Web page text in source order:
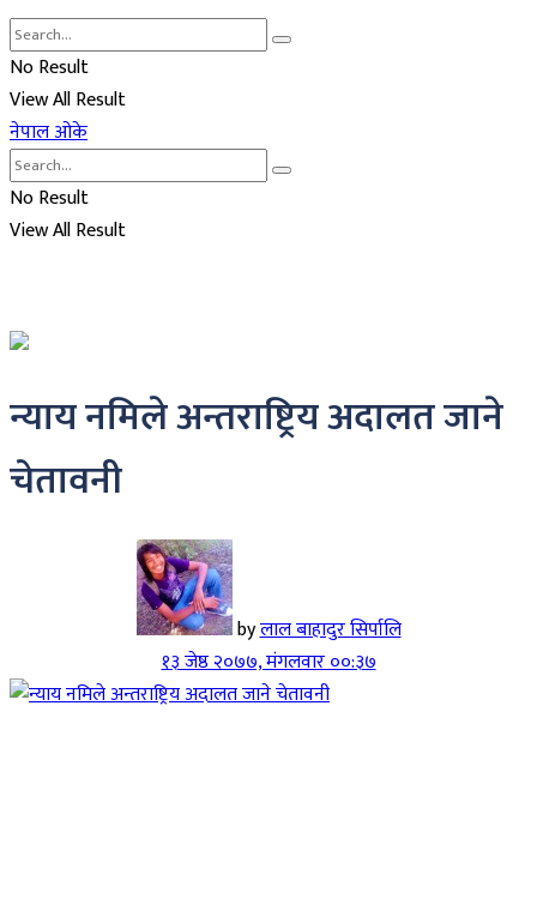
No Result
View All Result
नेपाल ओके
No Result
View All Result
न्याय नमिले अन्तराष्ट्रिय अदालत जाने
चेतावनी
byलाल बाहादुर सिर्पालि
१३ जेष्ठ २०७७, मंगलवार ००:३७